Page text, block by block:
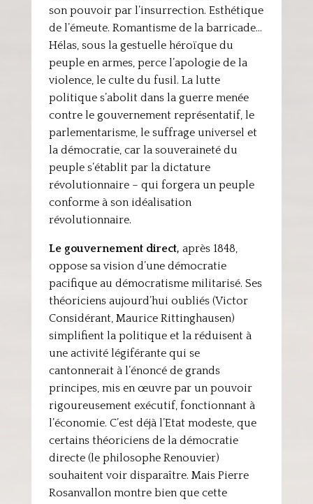
son pouvoir par l’insurrection. Esthétique
de l’émeute. Romantisme de la barricade…
Hélas, sous la gestuelle héroïque du
peuple en armes, perce l’apologie de la
violence, le culte du fusil. La lutte
politique s’abolit dans la guerre menée
contre le gouvernement représentatif, le
parlementarisme, le suffrage universel et
la démocratie, car la souveraineté du
peuple s’établit par la dictature
révolutionnaire – qui forgera un peuple
conforme à son idéalisation
révolutionnaire.
Le gouvernement direct, après 1848,
oppose sa vision d’une démocratie
pacifique au démocratisme militarisé. Ses
théoriciens aujourd’hui oubliés (Victor
Considérant, Maurice Rittinghausen)
simplifient la politique et la réduisent à
une activité légiférante qui se
cantonnerait à l’énoncé de grands
principes, mis en œuvre par un pouvoir
rigoureusement exécutif, fonctionnant à
l’économie. C’est déjà l’Etat modeste, que
certains théoriciens de la démocratie
directe (le philosophe Renouvier)
souhaitent voir disparaître. Mais Pierre
Rosanvallon montre bien que cette